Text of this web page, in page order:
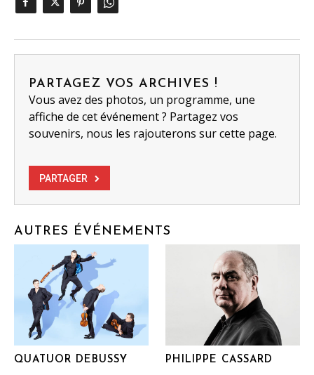
PARTAGEZ VOS ARCHIVES !
Vous avez des photos, un programme, une
affiche de cet événement ? Partagez vos
souvenirs, nous les rajouterons sur cette page.
PARTAGER
AUTRES ÉVÉNEMENTS
QUATUOR DEBUSSY PHILIPPE CASSARD